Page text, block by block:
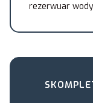
rezerwuar